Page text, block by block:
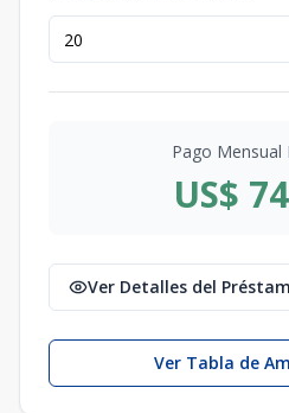
Pago Mensual
US$
Ver Detalles del
Ver Tabla de